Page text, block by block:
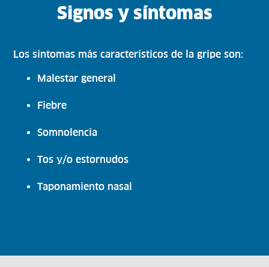
Signos y síntomas
Los síntomas más característicos de la gripe son:
Malestar general
Fiebre
Somnolencia
Tos y/o estornudos
Taponamiento nasal